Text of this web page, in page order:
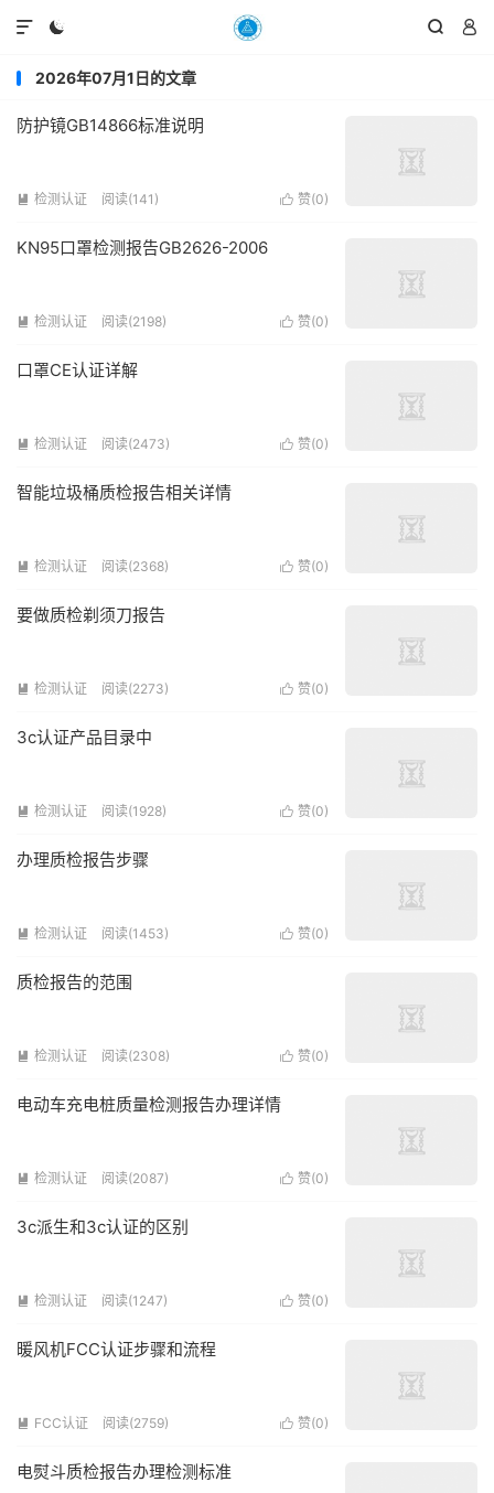
  

2026年07月1日的文章
防护镜GB14866标准说明
 赞(0)
 检测认证 阅读(141)
KN95口罩检测报告GB2626-2006
 赞(0)
 检测认证 阅读(2198)
口罩CE认证详解
 赞(0)
 检测认证 阅读(2473)
智能垃圾桶质检报告相关详情
 赞(0)
 检测认证 阅读(2368)
要做质检剃须刀报告
 赞(0)
 检测认证 阅读(2273)
3c认证产品目录中
 赞(0)
 检测认证 阅读(1928)
办理质检报告步骤
 赞(0)
 检测认证 阅读(1453)
质检报告的范围
 赞(0)
 检测认证 阅读(2308)
电动车充电桩质量检测报告办理详情
 赞(0)
 检测认证 阅读(2087)
3c派生和3c认证的区别
 赞(0)
 检测认证 阅读(1247)
暖风机FCC认证步骤和流程
 赞(0)
 FCC认证 阅读(2759)
电熨斗质检报告办理检测标准